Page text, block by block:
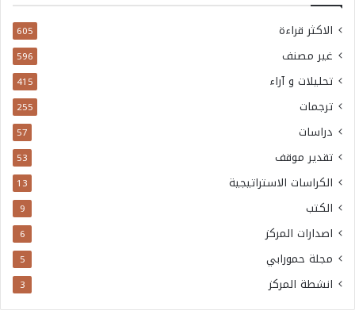
الاكثر قراءة 605
غير مصنف 596
تحليلات و آراء 415
ترجمات 255
دراسات 57
تقدير موقف 53
الكراسات الاستراتيجية 13
الكتب 9
اصدارات المركز 6
مجلة حمورابي 5
انشطة المركز 3